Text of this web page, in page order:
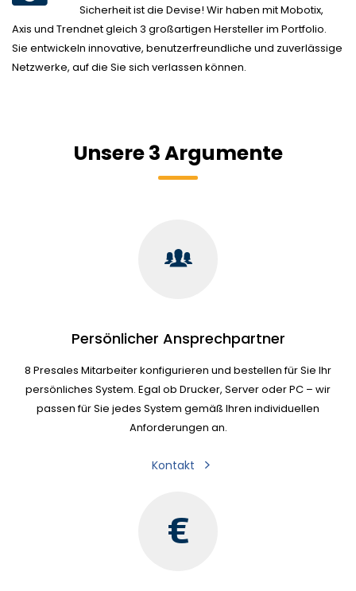
Sicherheit ist die Devise! Wir haben mit Mobotix,
Axis und Trendnet gleich 3 großartigen Hersteller im Portfolio.
Sie entwickeln innovative, benutzerfreundliche und zuverlässige
Netzwerke, auf die Sie sich verlassen können.
Unsere 3 Argumente
Persönlicher Ansprechpartner
8 Presales Mitarbeiter konfigurieren und bestellen für Sie Ihr
persönliches System. Egal ob Drucker, Server oder PC – wir
passen für Sie jedes System gemäß Ihren individuellen
Anforderungen an.
Kontakt